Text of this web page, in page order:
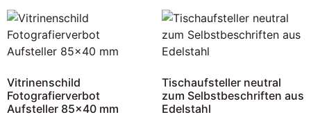
Vitrinenschild
Fotografierverbot
Aufsteller 85×40 mm
Tischaufsteller neutral
zum Selbstbeschriften aus
Edelstahl